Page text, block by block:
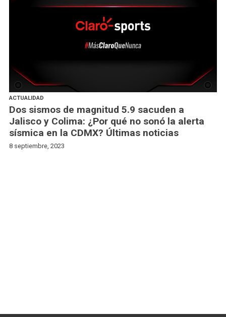
ACTUALIDAD
Dos sismos de magnitud 5.9 sacuden a
Jalisco y Colima: ¿Por qué no sonó la alerta
sísmica en la CDMX? Últimas noticias
8 septiembre, 2023